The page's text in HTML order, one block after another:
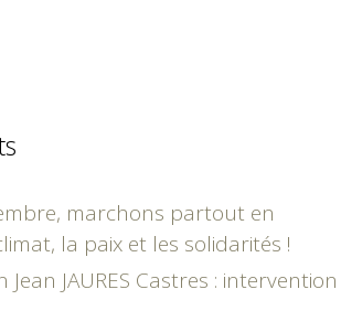
marchons partout en
la paix et les solidarités !
JAURES Castres : intervention